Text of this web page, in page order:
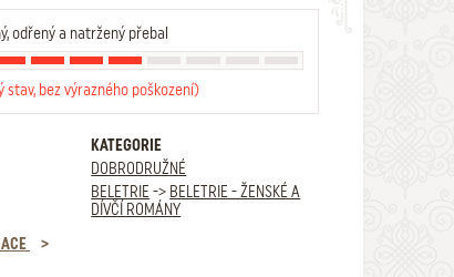
odřený a natržený přebal
stav, bez výrazného poškození)
KATEGORIE
DOBRODRUŽNÉ
BELETRIE -> BELETRIE - ŽENSKÉ A
DÍVČÍ ROMÁNY